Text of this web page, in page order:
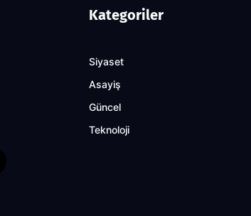
Kategoriler
Siyaset
Asayiş
Güncel
Teknoloji